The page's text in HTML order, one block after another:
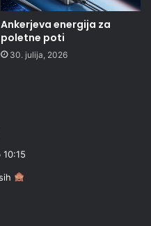
Ankerjeva energija za
poletne poti
30. julija, 2026